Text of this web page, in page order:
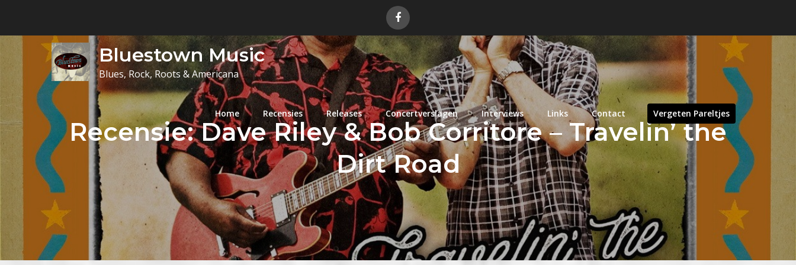
Bluestown Music
Blues, Rock, Roots & Americana
Home Recensies Releases Concertverslagen Interviews Links Contact Vergeten Pareltjes
Recensie: Dave Riley & Bob Corritore – Travelin’ the
Dirt Road